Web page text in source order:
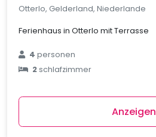
Otterlo, Gelderland, Niederlande
Ferienhaus in Otterlo mit Terrasse
4personen
2schlafzimmer
Anzeigen